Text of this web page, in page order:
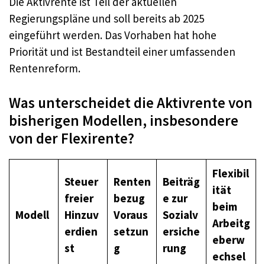
Regierungspläne und soll bereits ab 2025
eingeführt werden. Das Vorhaben hat hohe
Priorität und ist Bestandteil einer umfassenden
Rentenreform.
Was unterscheidet die Aktivrente von
bisherigen Modellen, insbesondere
von der Flexirente?
Modell
Steuer
freier
Hinzuv
erdien
st
Renten
bezug
Voraus
setzun
g
Beiträg
e zur
Sozialv
ersiche
rung
Flexibil
ität
beim
Arbeitg
eberw
echsel